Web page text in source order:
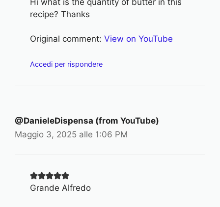
recipe? Thanks
Original comment: View on YouTube
Accedi per rispondere
@DanieleDispensa (from YouTube)
Maggio 3, 2025 alle 1:06 PM
Grande Alfredo